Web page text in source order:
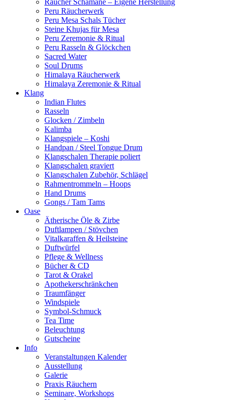
Räucher Schamane – Eigene Herstellung
Peru Räucherwerk
Peru Mesa Schals Tücher
Steine Khujas für Mesa
Peru Zeremonie & Ritual
Peru Rasseln & Glöckchen
Sacred Water
Soul Drums
Himalaya Räucherwerk
Himalaya Zeremonie & Ritual
Klang
Indian Flutes
Rasseln
Glocken / Zimbeln
Kalimba
Klangspiele – Koshi
Handpan / Steel Tongue Drum
Klangschalen Therapie poliert
Klangschalen graviert
Klangschalen Zubehör, Schlägel
Rahmentrommeln – Hoops
Hand Drums
Gongs / Tam Tams
Oase
Ätherische Öle & Zirbe
Duftlampen / Stövchen
Vitalkaraffen & Heilsteine
Duftwürfel
Pflege & Wellness
Bücher & CD
Tarot & Orakel
Apothekerschränkchen
Traumfänger
Windspiele
Symbol-Schmuck
Tea Time
Beleuchtung
Gutscheine
Info
Veranstaltungen Kalender
Ausstellung
Galerie
Praxis Räuchern
Seminare, Workshops